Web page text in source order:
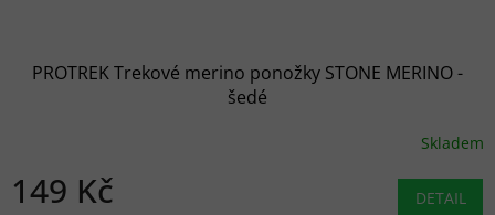
PROTREK Trekové merino ponožky STONE MERINO -
šedé
Skladem
149 Kč DETAIL